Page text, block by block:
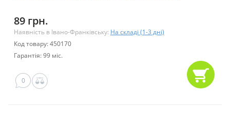
89 грн.
Наявність в Івано-Франківську: На складі (1-3 дні)
Код товару: 450170
Гарантія: 99 міс.
0